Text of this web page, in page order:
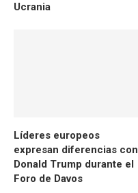
Ucrania
Líderes europeos
expresan diferencias con
Donald Trump durante el
Foro de Davos